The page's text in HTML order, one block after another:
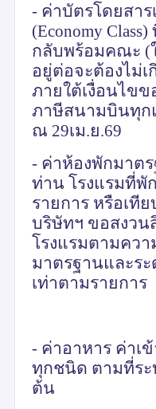
- ค่าบัตรโดยสา
(Economy Class)
กลับพร้อมคณะ (
อยู่ต่อจะต้องไม่
ภายใต้เงื่อนไข
ภาษีสนามบินทุก
ณ 29เม.ย.69
- ค่าห้องพักมาต
ท่าน โรงแรมที่พั
รายการ หรือเที
บริษัทฯ ขอสงวน
โรงแรมตามควา
มาตรฐานและระ
เท่าตามรายการ
- ค่าอาหาร ค่าเ
ทุกชนิด ตามที่ระ
ต้น